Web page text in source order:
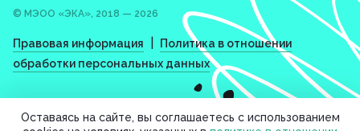
© МЭОО «ЭКА», 2018 — 2026
Правовая информация
Политика в отношении
обработки персональных данных
Оставаясь на сайте, вы соглашаетесь с использованием